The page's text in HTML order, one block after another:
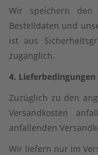
Wir speichern den
Bestelldaten und
ist aus
zugänglich.
4. Lieferbedingungen
Zuzüglich zu den
Versandkosten
anfallenden
Wir liefern nur im